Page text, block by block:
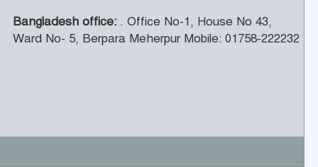
Bangladesh office: . Office No-1, House No 43,
Ward No- 5, Berpara Meherpur Mobile: 01758-222232